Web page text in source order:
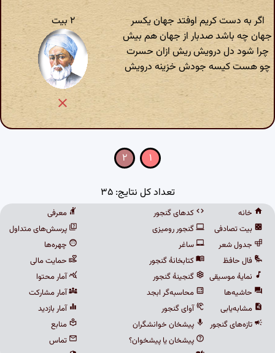
اگر به دست کریم اوفتد جهان یکسر
جهان چه باشد صدبار از جهان هم بیش
چرا شود دل درویش ریش ازان حسرت
چو هست کیسه جودش خزینه درویش
۲ بیت
۱ ۲
تعداد کل نتایج: ۳۵
خانه
بیت تصادفی
جدول شعر
فال حافظ
نمایهٔ موسیقی
حاشیه‌ها
مشابه‌یابی
تازه‌های گنجور
کدهای گنجور
گنجور رومیزی
ساغر
کتابخانهٔ گنجور
گنجینهٔ گنجور
محاسبه‌گر ابجد
آوای گنجور
پیشخان خوانشگران
پیشخان یا پیشخوان؟
معرفی
پرسش‌های متداول
چهره‌ها
حمایت مالی
آمار محتوا
آمار مشارکت
آمار بازدید
منابع
تماس